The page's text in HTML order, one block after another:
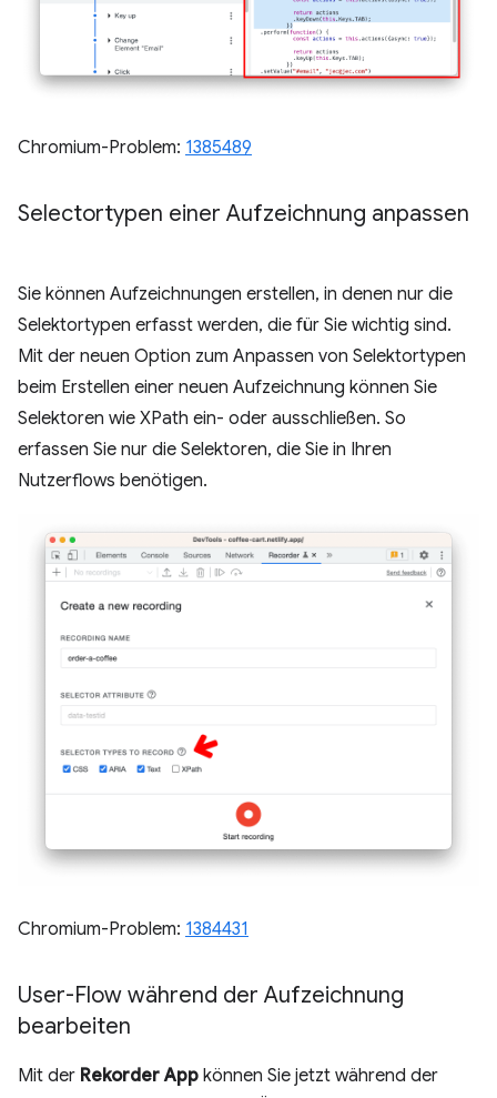
Chromium-Problem: 1385489
Selectortypen einer Aufzeichnung anpassen
Sie können Aufzeichnungen erstellen, in denen nur die
Selektortypen erfasst werden, die für Sie wichtig sind.
Mit der neuen Option zum Anpassen von Selektortypen
beim Erstellen einer neuen Aufzeichnung können Sie
Selektoren wie XPath ein- oder ausschließen. So
erfassen Sie nur die Selektoren, die Sie in Ihren
Nutzerflows benötigen.
Chromium-Problem: 1384431
User-Flow während der Aufzeichnung
bearbeiten
Mit der Rekorder App können Sie jetzt während der